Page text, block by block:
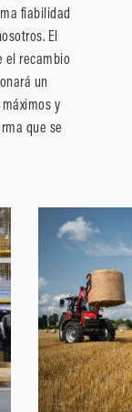
fiabilidad
El
el recambio
un
y
que se